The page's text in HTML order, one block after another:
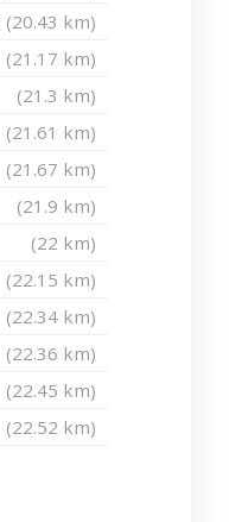
(20.43 km)
(21.17 km)
(21.3 km)
(21.61 km)
(21.67 km)
(21.9 km)
(22 km)
(22.15 km)
(22.34 km)
(22.36 km)
(22.45 km)
(22.52 km)